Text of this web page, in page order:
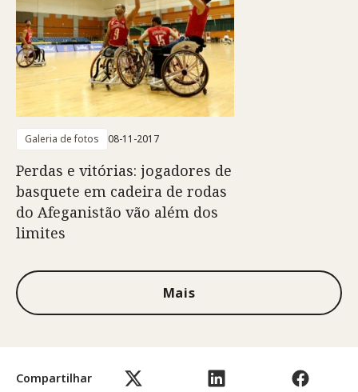
Compartilhar
Galeria de fotos 08-11-2017
Perdas e vitórias: jogadores de
basquete em cadeira de rodas
do Afeganistão vão além dos
limites
Mais